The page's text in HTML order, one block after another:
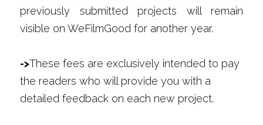
previously submitted projects will remain
visible on WeFilmGood for another year.
->These fees are exclusively intended to pay
the readers who will provide you with a
detailed feedback on each new project.